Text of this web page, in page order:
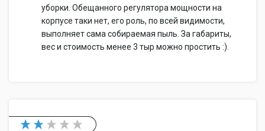
уборки. Обещанного регулятора мощности на
корпусе таки нет, его роль, по всей видимости,
выполняет сама собираемая пыль. За габариты,
вес и стоимость менее 3 тыр можно простить :).